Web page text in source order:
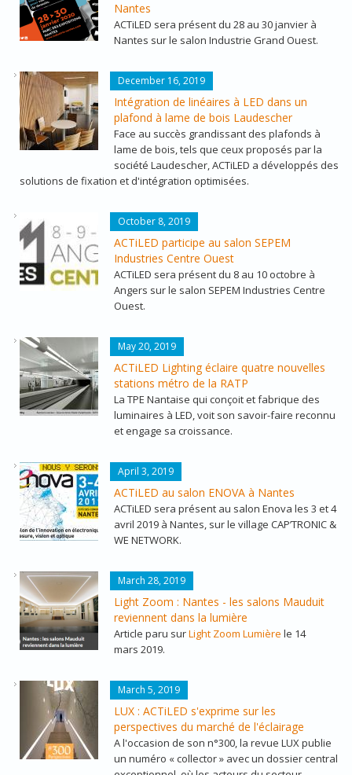
Nantes
ACTiLED sera présent du 28 au 30 janvier à
Nantes sur le salon Industrie Grand Ouest.
LYCEE_MONTECH_4.JPG
December 16, 2019
Intégration de linéaires à LED dans un
plafond à lame de bois Laudescher
Face au succès grandissant des plafonds à
lame de bois, tels que ceux proposés par la
société Laudescher, ACTiLED a développés des
solutions de fixation et d'intégration optimisées.
ANGERS2019_AVEC_BASELINE.JPG
October 8, 2019
ACTiLED participe au salon SEPEM
Industries Centre Ouest
ACTiLED sera présent du 8 au 10 octobre à
Angers sur le salon SEPEM Industries Centre
Ouest.
LIGNE12_AUBERVILLIERS_QUAIS
May 20, 2019
ACTiLED Lighting éclaire quatre nouvelles
stations métro de la RATP
La TPE Nantaise qui conçoit et fabrique des
luminaires à LED, voit son savoir-faire reconnu
et engage sa croissance.
BANDEAU-300X250-Y-SERONS-FR.JPG
April 3, 2019
ACTiLED au salon ENOVA à Nantes
ACTiLED sera présent au salon Enova les 3 et 4
avril 2019 à Nantes, sur le village CAP’TRONIC &
WE NETWORK.
ARTICLE_LIGHTZOOM_SALONS-MAUDUIT.PNG
March 28, 2019
Light Zoom : Nantes - les salons Mauduit
reviennent dans la lumière
Article paru surLight Zoom Lumière le 14
mars 2019.
LUX300.JPG March 5, 2019
LUX : ACTiLED s'exprime sur les
perspectives du marché de l'éclairage
A l'occasion de son n°300, la revue LUX publie
un numéro « collector » avec un dossier central